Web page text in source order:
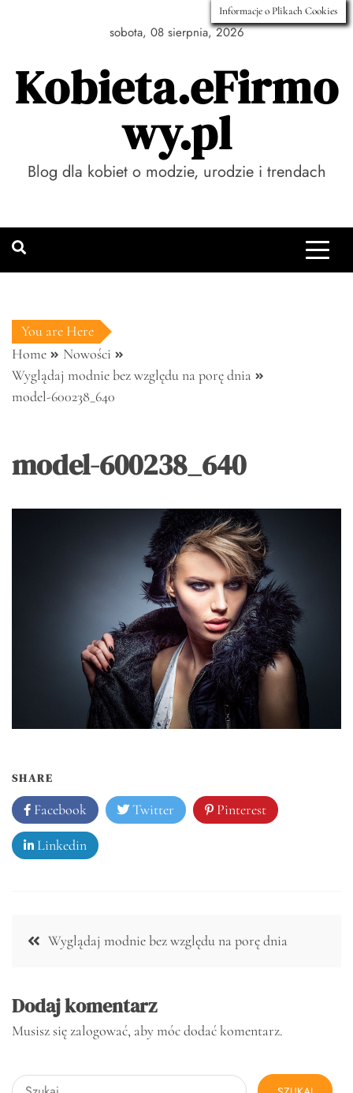
sobota, 08 sierpnia, 2026
Kobieta.eFirmo
wy.pl
Blog dla kobiet o modzie, urodzie i trendach
You are Here
Home
Nowości
Wyglądaj modnie bez względu na porę dnia
model-600238_640
model-600238_640
SHARE
Facebook Twitter Pinterest
Linkedin
Nawigacja
Wyglądaj modnie bez względu na porę dnia
Dodaj komentarz
Musisz sięzalogować, aby móc dodać komentarz.
Szukaj:
Informacje o Plikach Cookies